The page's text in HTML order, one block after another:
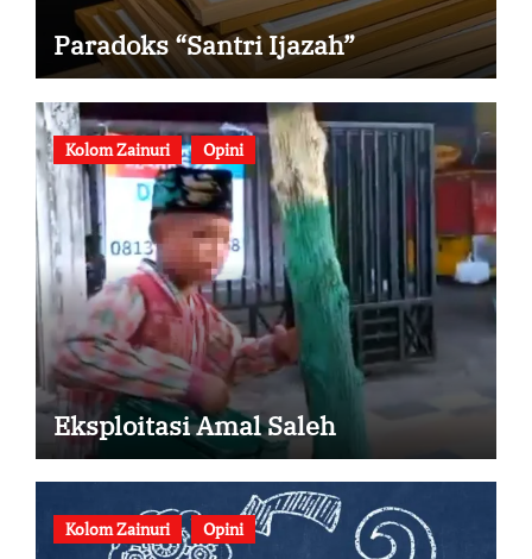
Paradoks “Santri Ijazah”
Kolom Zainuri Opini
Eksploitasi Amal Saleh
Kolom Zainuri Opini